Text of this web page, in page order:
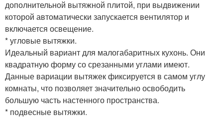
дополнительной вытяжной плитой, при выдвижении
которой автоматически запускается вентилятор и
включается освещение.
* угловые вытяжки.
Идеальный вариант для малогабаритных кухонь. Они
квадратную форму со срезанными углами имеют.
Данные вариации вытяжек фиксируется в самом углу
комнаты, что позволяет значительно освободить
большую часть настенного пространства.
* подвесные вытяжки.